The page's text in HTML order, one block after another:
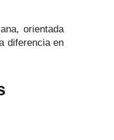
orientada
diferencia en